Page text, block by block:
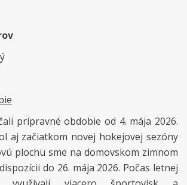
prípravné obdobie od 4. mája 2026.
aj začiatkom novej hokejovej sezóny
plochu sme na domovskom zimnom
do 26. mája 2026. Počas letnej